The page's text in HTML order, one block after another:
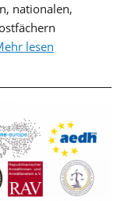
nationalen,
lesen